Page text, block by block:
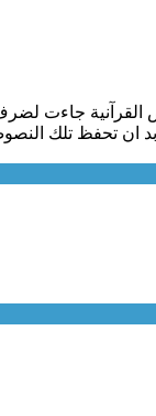
القرآنية جاءت